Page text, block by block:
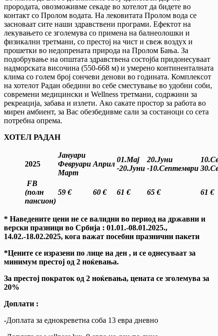
прородата, овозможивме секаде во хотелот да бидете во
контакт со Пролом водата. На лековитата Пролом вода се
засноваат сите наши здравствени програми. Ефектот на
лекувањето се зголемува со примена на балнеолошки и
физикални третмани, со престој на чист и свеж воздух и
прошетки во недопрената природа на Пролом Бања. За
подобрување на општата здравствена состојба придонесуваат
надморската височина (550-668 м) и умерено континенталната
клима со голем број сончеви денови во годината. Комплексот
на хотелот Радан обедини во себе сместување во удобни соби,
современи медицински и Wellness третмани, содржини за
рекреација, забава и излети. Ако сакате простор за работа во
мирен амбиент, за Вас обезбедивме сали за состаноци со сета
потребна опрема.
ХОТЕЛ РАДАН
2025
Јануари
Февруари
Март
Април
01.Мај
-20.Јуни
20.Јуни
-10.Септември
FB
(полн
пансион)
59 € 60 € 61 € 65 € 61 €
* Наведените цени не се валидни во период на државни и
верски празници во Србија : 01.01.-08.01.2025.,
14.02.-18.02.2025, кога важат посебни празнични пакети
*Цените се изразени по лице на ден , и се однесуваат за
минимум престој од 2 ноќевања.
За престој пократок од 2 ноќевања, цената се зголемува за
20%
Доплати :
-Доплата за еднокреветна соба 13 евра дневно